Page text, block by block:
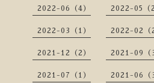
2022-06（4） 2022-05（2
2022-03（1） 2022-02（2
2021-12（2） 2021-09（3
2021-07（1） 2021-06（3